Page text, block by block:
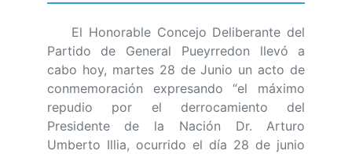
El Honorable Concejo Deliberante del
Partido de General Pueyrredon llevó a
cabo hoy, martes 28 de Junio un acto de
conmemoración expresando “el máximo
repudio por el derrocamiento del
Presidente de la Nación Dr. Arturo
Umberto Illia, ocurrido el día 28 de junio